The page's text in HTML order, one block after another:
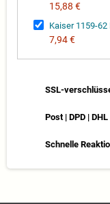
15,88 €
Kaiser 1159-
7,94 €
SSL-
Post | DPD |
Schnelle